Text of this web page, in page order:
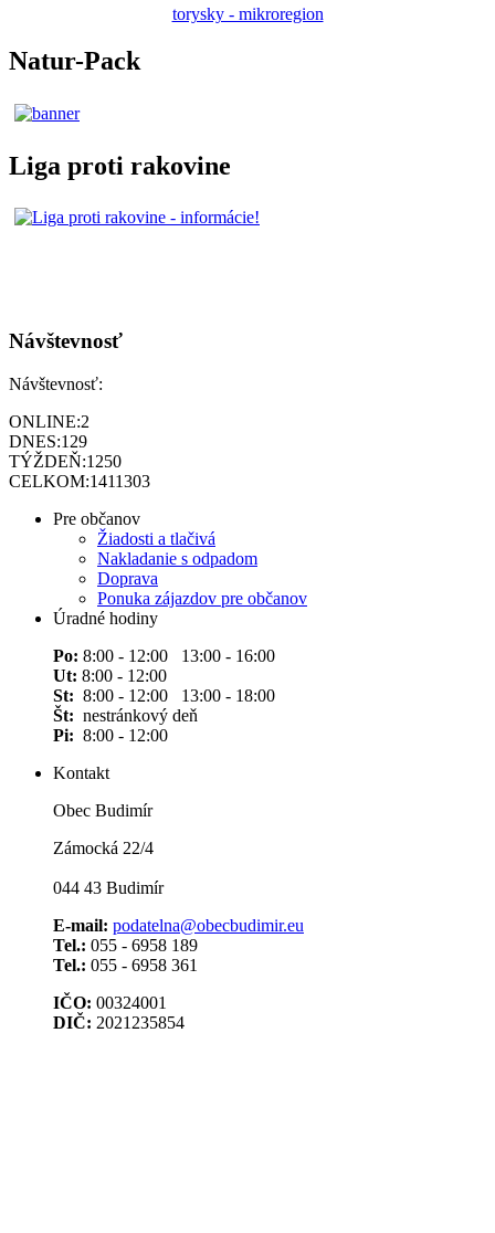
torysky - mikroregion
Natur-Pack
Liga proti rakovine
Návštevnosť
Návštevnosť:
ONLINE:2
DNES:129
TÝŽDEŇ:1250
CELKOM:1411303
Pre občanov
Žiadosti a tlačivá
Nakladanie s odpadom
Doprava
Ponuka zájazdov pre občanov
Úradné hodiny
Po: 8:00 - 12:00 13:00 - 16:00
Ut: 8:00 - 12:00
St: 8:00 - 12:00 13:00 - 18:00
Št: nestránkový deň
Pi: 8:00 - 12:00
Kontakt
Obec Budimír
Zámocká 22/4
044 43 Budimír
E-mail: podatelna@obecbudimir.eu
Tel.: 055 - 6958 189
Tel.: 055 - 6958 361
IČO: 00324001
DIČ: 2021235854